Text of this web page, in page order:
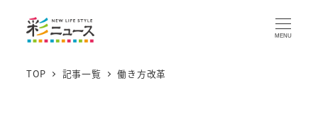
MENU
TOP 記事一覧 働き方改革